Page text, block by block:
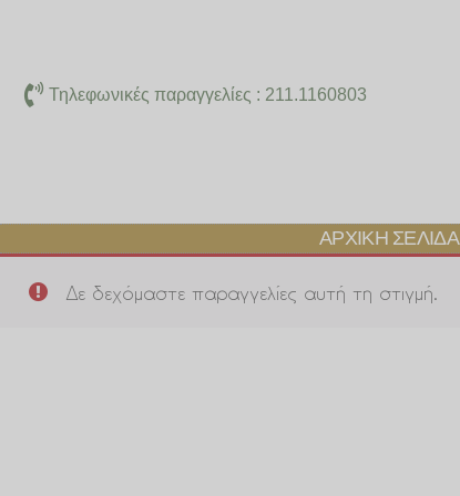
περιεχόμενο
Τηλεφωνικές παραγγελίες : 211.1160803
ΑΡΧΙΚΉ ΣΕΛΊΔΑ
Δε δεχόμαστε παραγγελίες αυτή τη στιγμή.